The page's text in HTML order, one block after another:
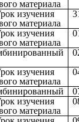
материала
изучения
материала
изучения
материала
изучения
материала
изучения
материала